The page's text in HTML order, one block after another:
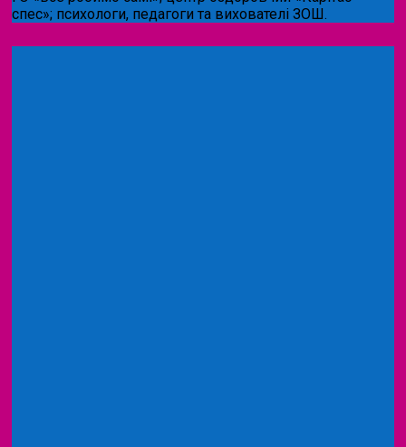
спес»; психологи, педагоги та вихователі ЗОШ.